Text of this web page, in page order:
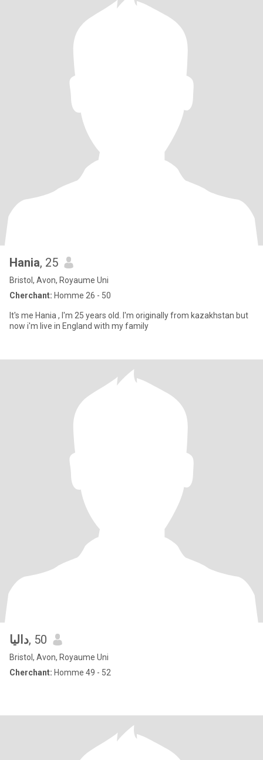
Hania, 25
Bristol, Avon, Royaume Uni
Cherchant: Homme 26 - 50
It's me Hania , I'm 25 years old. I'm originally from kazakhstan but
now i'm live in England with my family
داليا, 50
Bristol, Avon, Royaume Uni
Cherchant: Homme 49 - 52